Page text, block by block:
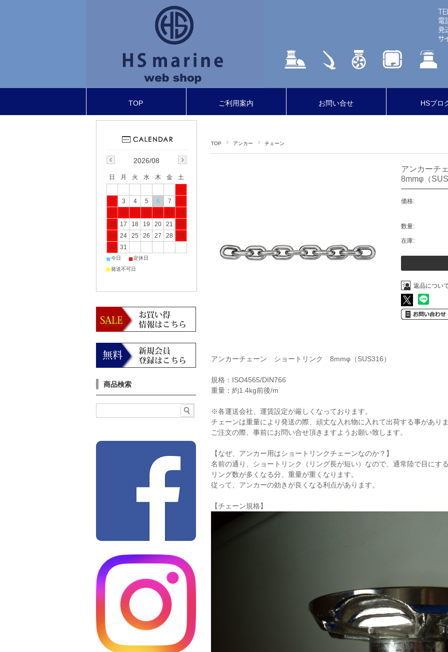
TOP ご利用案内 お問い合せ HSブロ
TOP アンカー チェーン
アンカーチ
8mmφ（
価格:
数量:
在庫:
返品につい
アンカーチェーン ショートリンク 8mmφ（SUS316）
規格：ISO4565/DIN766
重量：約1.4kg前後/m
※各運送会社、運賃設定が厳しくなっております。
チェーンは重量により発送の際、頑丈な入れ物に入れて出荷する事がありま
ご注文の際、事前にお問い合せ頂きますようお願い致します。
【なぜ、アンカー用はショートリンクチェーンなのか？】
名前の通り、ショートリンク（リング長が短い）なので、通常陸で目にす
リング数が多くなる分、重量が重くなります。
従って、アンカーの効きが良くなる利点があります。
【チェーン規格】
2026/08
日 月 火 水 木 金
土
1
2
3 4 5 6 7
8
9
10 11 12 13 14
15
16
17 18 19 20 21
22
23
24 25 26 27 28
29
30
31
■今日 ■定休日
■発送不可日
商品検索